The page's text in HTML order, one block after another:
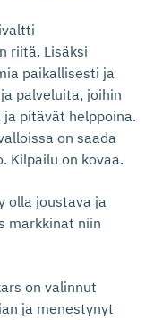
riitä. Lisäksi
paikallisesti ja
palveluita, joihin
pitävät helppoina.
on saada
Kilpailu on kovaa.
olla joustava ja
markkinat niin
on valinnut
ja menestynyt